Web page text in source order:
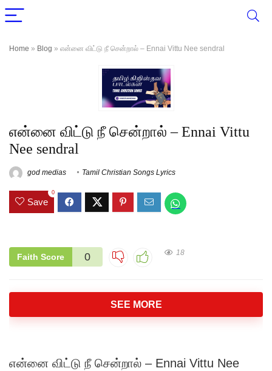
Home » Blog » என்னை விட்டு நீ சென்றால் – Ennai Vittu Nee sendral
என்னை விட்டு நீ சென்றால் – Ennai Vittu
Nee sendral
god medias Tamil Christian Songs Lyrics
Save
0
Faith Score 0 18
SEE MORE
என்னை விட்டு நீ சென்றால் – Ennai Vittu Nee